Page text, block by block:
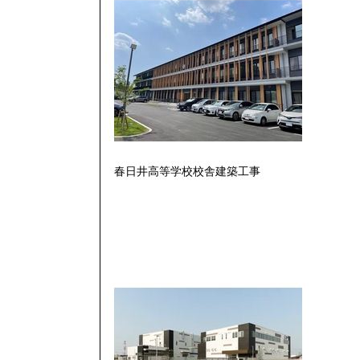
春日井高等学校校舎建築工事